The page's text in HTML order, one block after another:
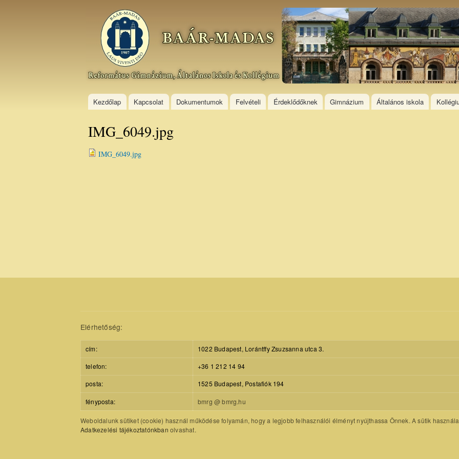
Skip to
main
content
Baár–
Madas
Református
Gimnázium,
Általános
Kollégium
Kezdőlap Kapcsolat Dokumentumok Felvételi Érdeklődőknek Gimnázium Általános iskola
IMG_6049.jpg
IMG_6049.jpg
Elérhetőség:
cím:
1022 Budapest, Lorántffy Zsuzsanna utca 3.
telefon:
+36 1 212 14 94
posta:
1525 Budapest, Postafiók 194
fényposta: bmrg @ bmrg.hu
Weboldalunk sütiket (cookie) használ működése folyamán, hogy a legjobb felhasználói élményt nyújthassa Önnek. A sütik
Adatkezelési tájékoztatónkban olvashat.